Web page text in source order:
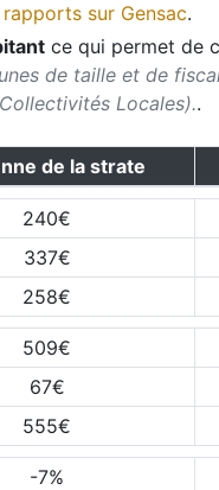
sur Gensac.
ce qui permet de
de taille et de
Locales)..
de la strate
240€
337€
258€
509€
67€
555€
-7%